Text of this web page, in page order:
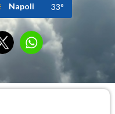
Napoli 33°